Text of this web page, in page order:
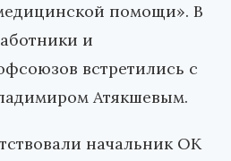
помощи». В
и
встретились с
Атякшевым.
начальник ОК